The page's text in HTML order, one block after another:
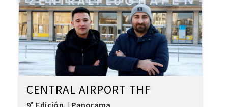
CENTRAL AIRPORT THF
9° Edición Panorama